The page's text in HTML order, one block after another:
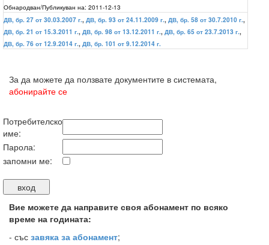
Обнародван/Публикуван на: 2011-12-13
ДВ, бр. 27 от 30.03.2007 г., ДВ, бр. 93 от 24.11.2009 г., ДВ, бр. 58 от 30.7.2010 г.,
ДВ, бр. 21 от 15.3.2011 г., ДВ, бр. 98 от 13.12.2011 г., ДВ, бр. 65 от 23.7.2013 г.,
ДВ, бр. 76 от 12.9.2014 г., ДВ, бр. 101 от 9.12.2014 г.
За да можете да ползвате документите в системата,
абонирайте се
Потребителско
име:
Парола:
запомни ме:
Вие можете да направите своя абонамент по всяко
време на годината:
- със завяка за абонамент;